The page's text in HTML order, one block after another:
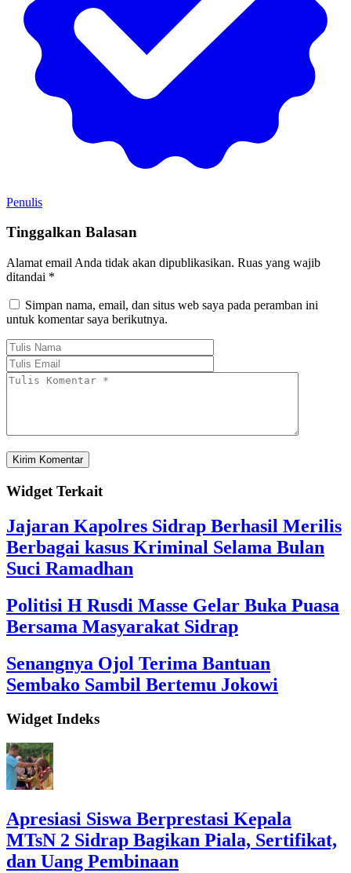
Penulis
Tinggalkan Balasan
Alamat email Anda tidak akan dipublikasikan. Ruas yang wajib
ditandai *
Simpan nama, email, dan situs web saya pada peramban ini
untuk komentar saya berikutnya.
Widget Terkait
Jajaran Kapolres Sidrap Berhasil Merilis
Berbagai kasus Kriminal Selama Bulan
Suci Ramadhan
Politisi H Rusdi Masse Gelar Buka Puasa
Bersama Masyarakat Sidrap
Senangnya Ojol Terima Bantuan
Sembako Sambil Bertemu Jokowi
Widget Indeks
Apresiasi Siswa Berprestasi Kepala
MTsN 2 Sidrap Bagikan Piala, Sertifikat,
dan Uang Pembinaan